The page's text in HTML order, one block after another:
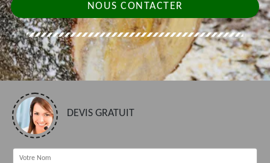
NOUS CONTACTER
DEVIS GRATUIT